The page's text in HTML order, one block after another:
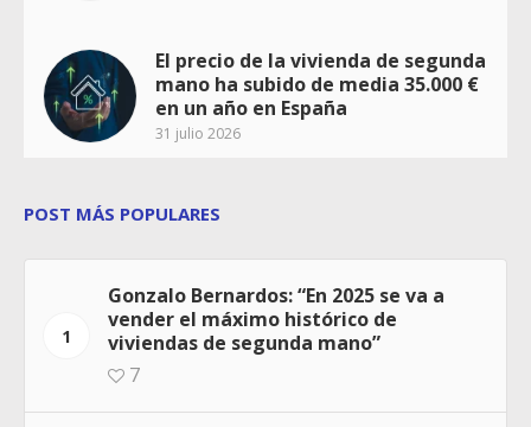
El precio de la vivienda de segunda
mano ha subido de media 35.000 €
en un año en España
31 julio 2026
POST MÁS POPULARES
1
Gonzalo Bernardos: “En 2025 se va a
vender el máximo histórico de
viviendas de segunda mano”
7